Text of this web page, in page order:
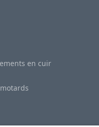
en cuir